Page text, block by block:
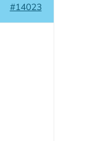
#14023